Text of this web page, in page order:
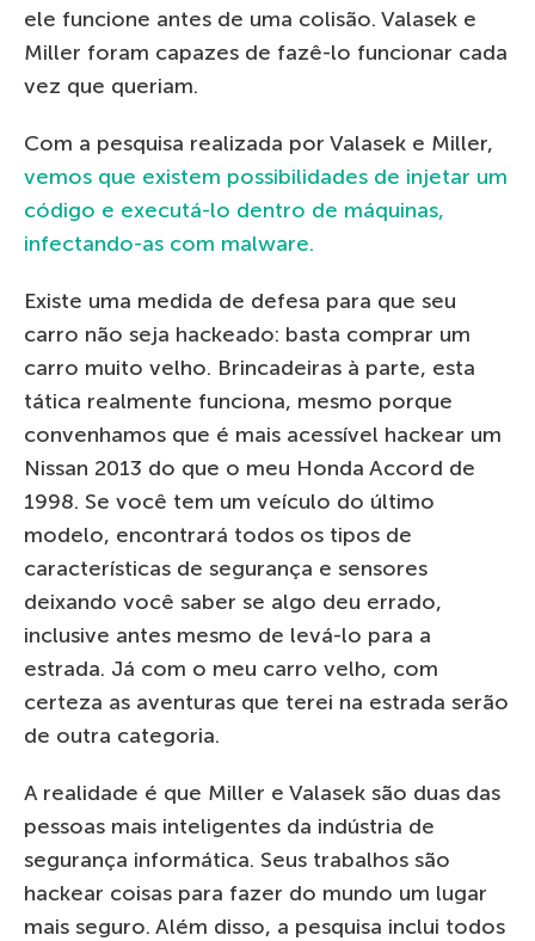
ele funcione antes de uma colisão. Valasek e
Miller foram capazes de fazê-lo funcionar cada
vez que queriam.
Com a pesquisa realizada por Valasek e Miller,
vemos que existem possibilidades de injetar um
código e executá-lo dentro de máquinas,
infectando-as com malware.
Existe uma medida de defesa para que seu
carro não seja hackeado: basta comprar um
carro muito velho. Brincadeiras à parte, esta
tática realmente funciona, mesmo porque
convenhamos que é mais acessível hackear um
Nissan 2013 do que o meu Honda Accord de
1998. Se você tem um veículo do último
modelo, encontrará todos os tipos de
características de segurança e sensores
deixando você saber se algo deu errado,
inclusive antes mesmo de levá-lo para a
estrada. Já com o meu carro velho, com
certeza as aventuras que terei na estrada serão
de outra categoria.
A realidade é que Miller e Valasek são duas das
pessoas mais inteligentes da indústria de
segurança informática. Seus trabalhos são
hackear coisas para fazer do mundo um lugar
mais seguro. Além disso, a pesquisa inclui todos